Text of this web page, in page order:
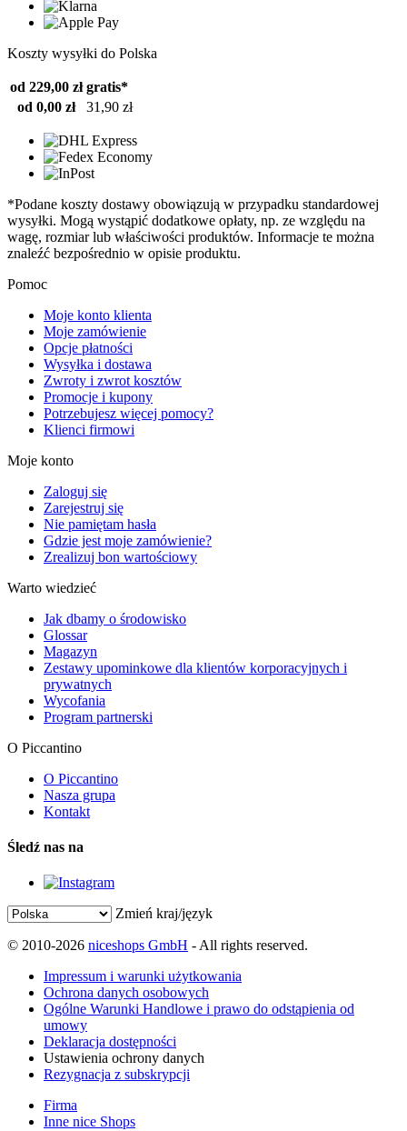
Koszty wysyłki do Polska
od 229,00 zł gratis*
od 0,00 zł
31,90 zł
*Podane koszty dostawy obowiązują w przypadku standardowej
wysyłki. Mogą wystąpić dodatkowe opłaty, np. ze względu na
wagę, rozmiar lub właściwości produktów. Informacje te można
znaleźć bezpośrednio w opisie produktu.
Pomoc
Moje konto klienta
Moje zamówienie
Opcje płatności
Wysyłka i dostawa
Zwroty i zwrot kosztów
Promocje i kupony
Potrzebujesz więcej pomocy?
Klienci firmowi
Moje konto
Zaloguj się
Zarejestruj się
Nie pamiętam hasła
Gdzie jest moje zamówienie?
Zrealizuj bon wartościowy
Warto wiedzieć
Jak dbamy o środowisko
Glossar
Magazyn
Zestawy upominkowe dla klientów korporacyjnych i
prywatnych
Wycofania
Program partnerski
O Piccantino
O Piccantino
Nasza grupa
Kontakt
Śledź nas na
Zmień kraj/język
© 2010-2026 niceshops GmbH - All rights reserved.
Impressum i warunki użytkowania
Ochrona danych osobowych
Ogólne Warunki Handlowe i prawo do odstąpienia od
umowy
Deklaracja dostępności
Ustawienia ochrony danych
Rezygnacja z subskrypcji
Firma
Inne nice Shops